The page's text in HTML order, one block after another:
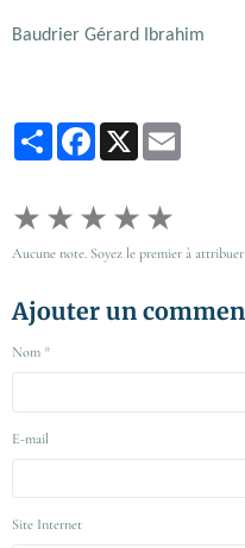
Baudrier Gérard Ibrahim
Partager FacebookX
★ ★ ★ ★ ★
Aucune note. Soyez le premier à
Ajouter un
Nom
E-mail
Site Internet